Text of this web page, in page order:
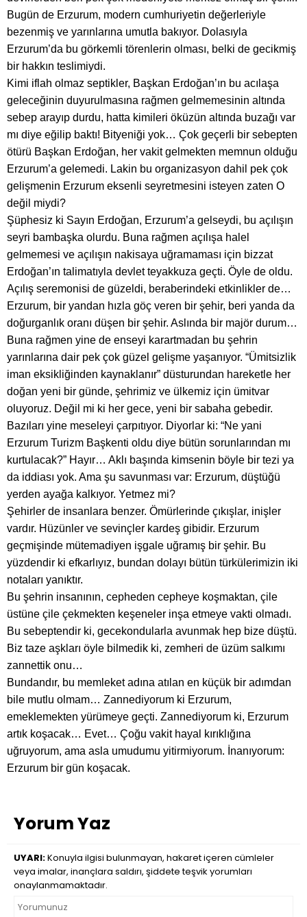
Bugün de Erzurum, modern cumhuriyetin değerleriyle
bezenmiş ve yarınlarına umutla bakıyor. Dolasıyla
Erzurum’da bu görkemli törenlerin olması, belki de gecikmiş
bir hakkın teslimiydi.
Kimi iflah olmaz septikler, Başkan Erdoğan’ın bu acılaşa
geleceğinin duyurulmasına rağmen gelmemesinin altında
sebep arayıp durdu, hatta kimileri öküzün altında buzağı var
mı diye eğilip baktı! Bityeniği yok… Çok geçerli bir sebepten
ötürü Başkan Erdoğan, her vakit gelmekten memnun olduğu
Erzurum’a gelemedi. Lakin bu organizasyon dahil pek çok
gelişmenin Erzurum eksenli seyretmesini isteyen zaten O
değil miydi?
Şüphesiz ki Sayın Erdoğan, Erzurum’a gelseydi, bu açılışın
seyri bambaşka olurdu. Buna rağmen açılışa halel
gelmemesi ve açılışın nakisaya uğramaması için bizzat
Erdoğan’ın talimatıyla devlet teyakkuza geçti. Öyle de oldu.
Açılış seremonisi de güzeldi, beraberindeki etkinlikler de…
Erzurum, bir yandan hızla göç veren bir şehir, beri yanda da
doğurganlık oranı düşen bir şehir. Aslında bir majör durum…
Buna rağmen yine de enseyi karartmadan bu şehrin
yarınlarına dair pek çok güzel gelişme yaşanıyor. “Ümitsizlik
iman eksikliğinden kaynaklanır” düsturundan hareketle her
doğan yeni bir günde, şehrimiz ve ülkemiz için ümitvar
oluyoruz. Değil mi ki her gece, yeni bir sabaha gebedir.
Bazıları yine meseleyi çarpıtıyor. Diyorlar ki: “Ne yani
Erzurum Turizm Başkenti oldu diye bütün sorunlarından mı
kurtulacak?” Hayır… Aklı başında kimsenin böyle bir tezi ya
da iddiası yok. Ama şu savunması var: Erzurum, düştüğü
yerden ayağa kalkıyor. Yetmez mi?
Şehirler de insanlara benzer. Ömürlerinde çıkışlar, inişler
vardır. Hüzünler ve sevinçler kardeş gibidir. Erzurum
geçmişinde mütemadiyen işgale uğramış bir şehir. Bu
yüzdendir ki efkarlıyız, bundan dolayı bütün türkülerimizin iki
notaları yanıktır.
Bu şehrin insanının, cepheden cepheye koşmaktan, çile
üstüne çile çekmekten keşeneler inşa etmeye vakti olmadı.
Bu sebeptendir ki, gecekondularla avunmak hep bize düştü.
Biz taze aşkları öyle bilmedik ki, zemheri de üzüm salkımı
zannettik onu…
Bundandır, bu memleket adına atılan en küçük bir adımdan
bile mutlu olmam… Zannediyorum ki Erzurum,
emeklemekten yürümeye geçti. Zannediyorum ki, Erzurum
artık koşacak… Evet… Çoğu vakit hayal kırıklığına
uğruyorum, ama asla umudumu yitirmiyorum. İnanıyorum:
Erzurum bir gün koşacak.
Yorum Yaz
UYARI:Konuyla ilgisi bulunmayan, hakaret içeren cümleler
veya imalar, inançlara saldırı, şiddete teşvik yorumları
onaylanmamaktadır.